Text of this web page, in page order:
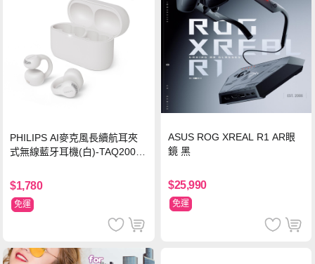
PHILIPS AI麥克風長續航耳夾
式無線藍牙耳機(白)-TAQ2000
$1,780
免運
ASUS ROG XREAL R1 AR眼
鏡 黑
$25,990
免運